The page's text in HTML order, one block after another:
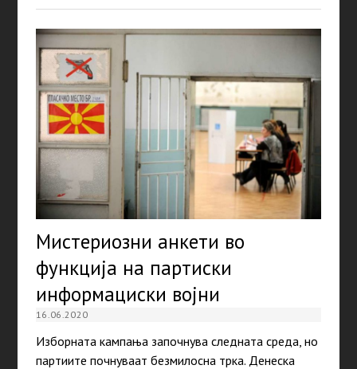
Мистериозни анкети во
функција на партиски
информациски војни
16.06.2020
Изборната кампања започнува следната среда, но
партиите почнуваат безмилосна трка. Денеска